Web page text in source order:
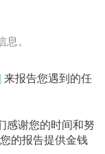
。
来报告您遇到的任
感谢您的时间和努
的报告提供金钱